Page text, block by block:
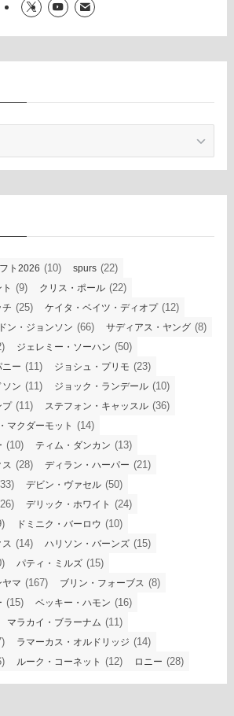
ト2026 (10) spurs (22)
(9) クリス・ポール (22)
チ (25) ケイタ・ベイツ・ディオプ(12)
ン・ジョンソン (66) サディアス・ヤング (8)
ジェレミー・ソーハン (50)
ー (11) ジョシュ・プリモ (23)
ン (11) ジョック・ランデール (10)
プ(11) ステフォン・キャッスル (36)
マクダーモット (14)
(10) ティム・ダンカン (13)
(28) ディラン・ハーパー (21)
デビン・ヴァセル (50)
デリック・ホワイト (24)
ドミニク・バーロウ (10)
ス (14) ハリソン・バーンズ (15)
パティ・ミルズ (15)
ヤマ (167) ブリン・フォーブス (8)
(15) ベッキー・ハモン (16)
マラカイ・ブラーナム (11)
ラマーカス・オルドリッジ (14)
ルーク・コーネット (12) ロニー (28)